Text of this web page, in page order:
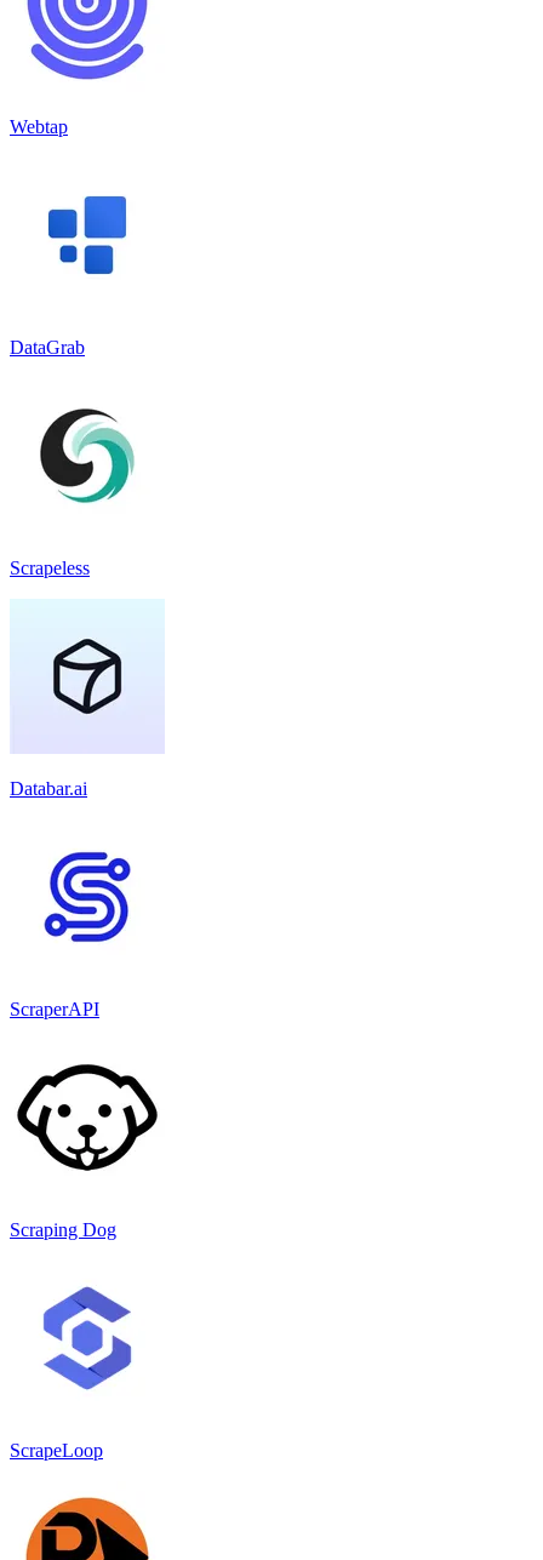
Webtap
DataGrab
Scrapeless
Databar.ai
ScraperAPI
Scraping Dog
ScrapeLoop